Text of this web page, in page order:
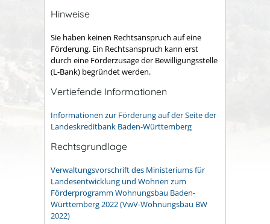
Hinweise
Sie haben keinen Rechtsanspruch auf eine
Förderung. Ein Rechtsanspruch kann erst
durch eine Förderzusage der Bewilligungsstelle
(L-Bank) begründet werden.
Vertiefende Informationen
Informationen zur Förderung auf der Seite der
Landeskreditbank Baden-Württemberg
Rechtsgrundlage
Verwaltungsvorschrift des Ministeriums für
Landesentwicklung und Wohnen zum
Förderprogramm Wohnungsbau Baden-
Württemberg 2022 (VwV-Wohnungsbau BW
2022)